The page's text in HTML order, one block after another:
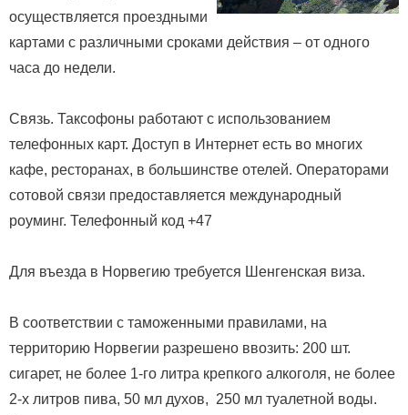
осуществляется проездными
картами с различными сроками действия – от одного
часа до недели.
Связь. Таксофоны работают с использованием
телефонных карт. Доступ в Интернет есть во многих
кафе, ресторанах, в большинстве отелей. Операторами
сотовой связи предоставляется международный
роуминг. Телефонный код +47
Для въезда в Норвегию требуется Шенгенская виза.
В соответствии с таможенными правилами, на
территорию Норвегии разрешено ввозить: 200 шт.
сигарет, не более 1-го литра крепкого алкоголя, не более
2-х литров пива, 50 мл духов, 250 мл туалетной воды.